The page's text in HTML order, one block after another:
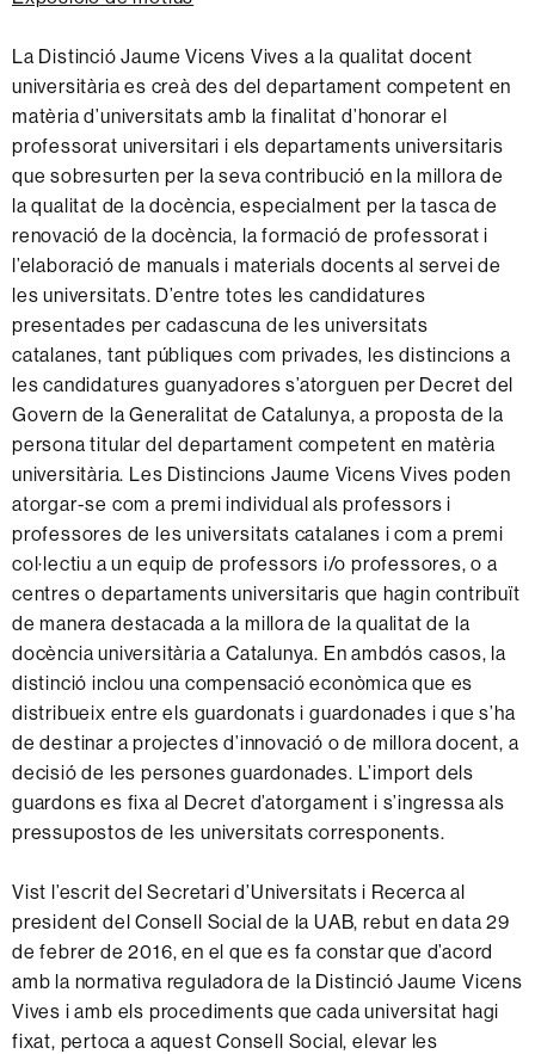
La Distinció Jaume Vicens Vives a la qualitat docent
universitària es creà des del departament competent en
matèria d’universitats amb la finalitat d’honorar el
professorat universitari i els departaments universitaris
que sobresurten per la seva contribució en la millora de
la qualitat de la docència, especialment per la tasca de
renovació de la docència, la formació de professorat i
l’elaboració de manuals i materials docents al servei de
les universitats. D’entre totes les candidatures
presentades per cadascuna de les universitats
catalanes, tant públiques com privades, les distincions a
les candidatures guanyadores s’atorguen per Decret del
Govern de la Generalitat de Catalunya, a proposta de la
persona titular del departament competent en matèria
universitària. Les Distincions Jaume Vicens Vives poden
atorgar-se com a premi individual als professors i
professores de les universitats catalanes i com a premi
col·lectiu a un equip de professors i/o professores, o a
centres o departaments universitaris que hagin contribuït
de manera destacada a la millora de la qualitat de la
docència universitària a Catalunya. En ambdós casos, la
distinció inclou una compensació econòmica que es
distribueix entre els guardonats i guardonades i que s’ha
de destinar a projectes d’innovació o de millora docent, a
decisió de les persones guardonades. L’import dels
guardons es fixa al Decret d’atorgament i s’ingressa als
pressupostos de les universitats corresponents.
Vist l’escrit del Secretari d’Universitats i Recerca al
president del Consell Social de la UAB, rebut en data 29
de febrer de 2016, en el que es fa constar que d’acord
amb la normativa reguladora de la Distinció Jaume Vicens
Vives i amb els procediments que cada universitat hagi
fixat, pertoca a aquest Consell Social, elevar les